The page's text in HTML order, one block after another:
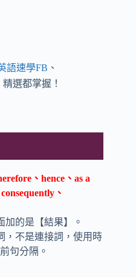
語速學FB 、
精選都掌握！
、hence、as a
、
加的是【結果】。
，不是連接詞，使用時
句分隔。